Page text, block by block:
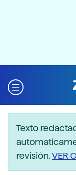
Texto
revisión.VER